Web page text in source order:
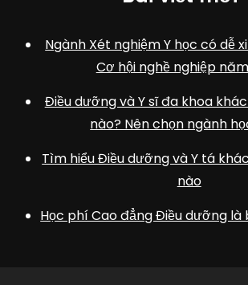
Ngành Xét nghiệm Y học có dễ
Cơ hội nghề nghiệp
Điều dưỡng và Y sĩ đa khoa
nào? Nên chọn ngành
Tìm hiểu Điều dưỡng và Y tá
nào
Học phí Cao đẳng Điều dưỡng là